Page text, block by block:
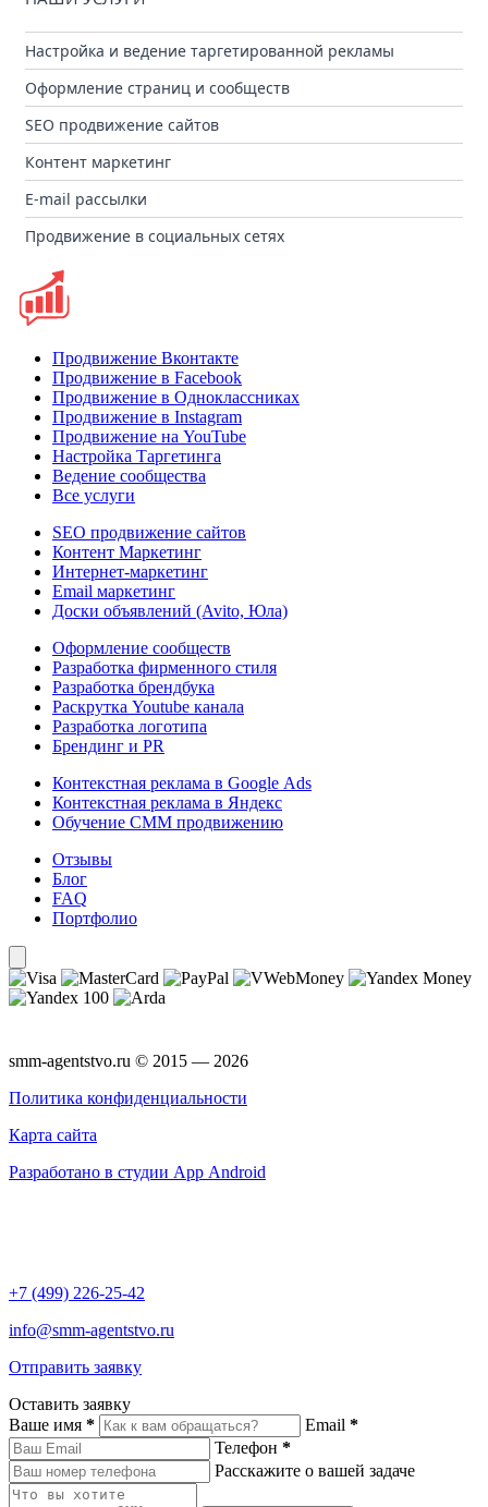
Настройка и ведение таргетированной рекламы
Оформление страниц и сообществ
SEO продвижение сайтов
Контент маркетинг
E-mail рассылки
Продвижение в социальных сетях
Продвижение Вконтакте
Продвижение в Facebook
Продвижение в Одноклассниках
Продвижение в Instagram
Продвижение на YouTube
Настройка Таргетинга
Ведение сообщества
Все услуги
SEO продвижение сайтов
Контент Маркетинг
Интернет-маркетинг
Email маркетинг
Доски объявлений (Avito, Юла)
Оформление сообществ
Разработка фирменного стиля
Разработка брендбука
Раскрутка Youtube канала
Разработка логотипа
Брендинг и PR
Контекстная реклама в Google Ads
Контекстная реклама в Яндекс
Обучение СММ продвижению
Отзывы
Блог
FAQ
Портфолио
smm-agentstvo.ru © 2015 — 2026
Политика конфиденциальности
Карта сайта
Разработано в студии App Android
+7 (499) 226-25-42
info@smm-agentstvo.ru
Отправить заявку
Оставить заявку
Ваше имя * Email *
Телефон *
Расскажите о вашей задаче